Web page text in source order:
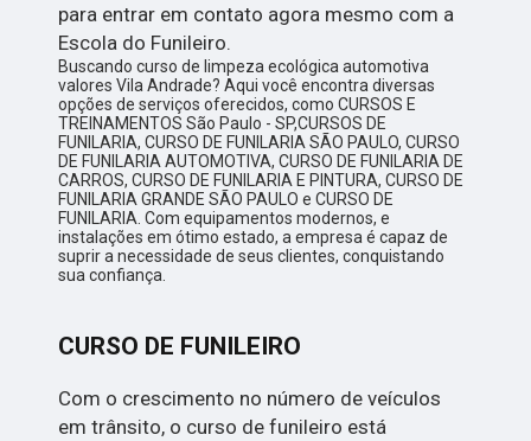
para entrar em contato agora mesmo com a
Escola do Funileiro.
Buscando curso de limpeza ecológica automotiva
valores Vila Andrade? Aqui você encontra diversas
opções de serviços oferecidos, como CURSOS E
TREINAMENTOS São Paulo - SP,CURSOS DE
FUNILARIA, CURSO DE FUNILARIA SÃO PAULO, CURSO
DE FUNILARIA AUTOMOTIVA, CURSO DE FUNILARIA DE
CARROS, CURSO DE FUNILARIA E PINTURA, CURSO DE
FUNILARIA GRANDE SÃO PAULO e CURSO DE
FUNILARIA. Com equipamentos modernos, e
instalações em ótimo estado, a empresa é capaz de
suprir a necessidade de seus clientes, conquistando
sua confiança.
CURSO DE FUNILEIRO
Com o crescimento no número de veículos
em trânsito, o curso de funileiro está